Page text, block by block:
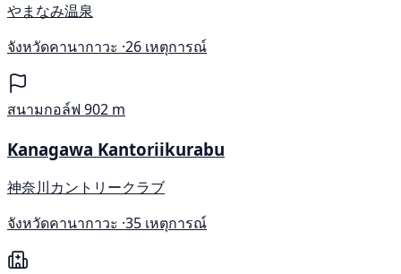
やまなみ温泉
จังหวัดคานากาวะ ·26 เหตุการณ์
สนามกอล์ฟ 902 m
Kanagawa Kantoriikurabu
神奈川カントリークラブ
จังหวัดคานากาวะ ·35 เหตุการณ์